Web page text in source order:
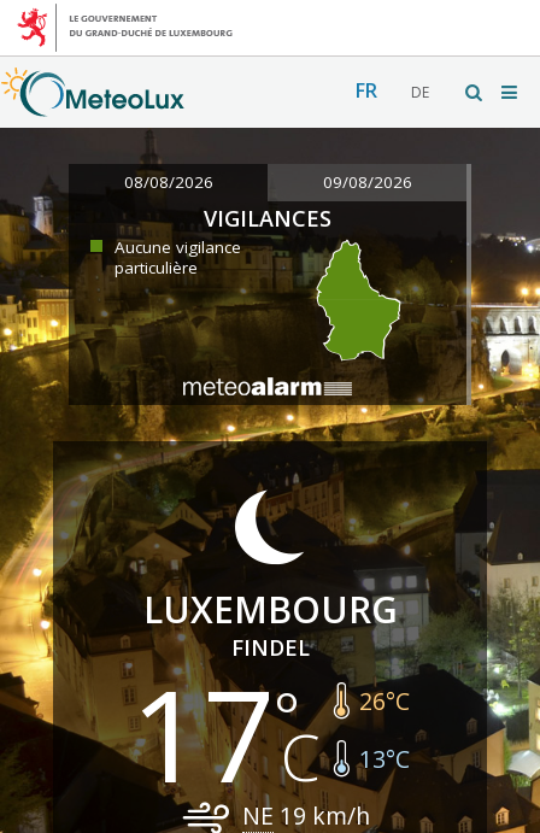
FR DE
08/08/2026 09/08/2026
VIGILANCES
Aucune vigilance
particulière
LUXEMBOURG
FINDEL
17 26°C
13°C
NE 19 km/h